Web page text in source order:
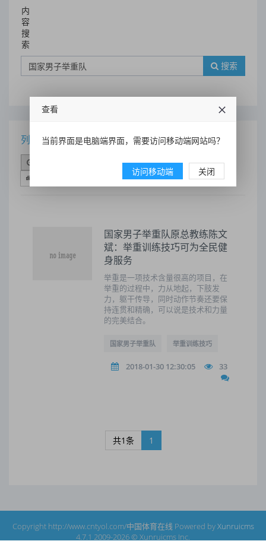
内
容
搜
索
搜索
列表
评论排序
评分排序
国家男子举重队原总教练陈文
斌：举重训练技巧可为全民健
身服务
举重是一项技术含量很高的项目，在
举重的过程中，力从地起，下肢发
力，躯干传导，同时动作节奏还要保
持连贯和精确，可以说是技术和力量
的完美结合。
国家男子举重队 举重训练技巧
2018-01-30 12:30:05 33
共1条 1
Copyright http://www.cntyol.com/中国体育在线 Powered byXunruicms
4.7.1 2009-2026 © Xunruicms Inc.
查看
当前界面是电脑端界面，需要访问移动端网站吗？
访问移动端 关闭